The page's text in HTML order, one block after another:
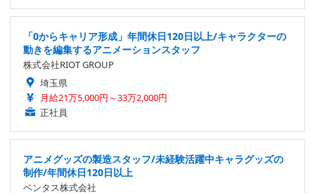
「0からキャリア形成」年間休日120日以上/キャラクターの
動きを編集するアニメーションスタッフ
株式会社RIOT GROUP
埼玉県
月給21万5,000円～33万2,000円
正社員
アニメグッズの製造スタッフ/未経験活躍中キャラグッズの
制作/年間休日120日以上
ベンタス株式会社